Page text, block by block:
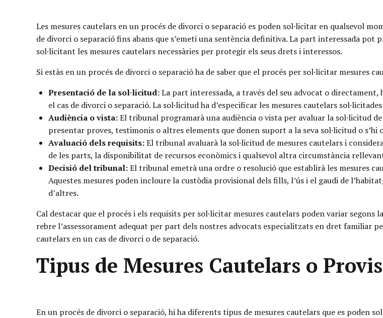
Les mesures cautelars en un procés de divorci o separació es poden sol·licitar en qualsevol
de divorci o separació fins abans que s’emeti una sentència definitiva. La part interessada
sol·licitant les mesures cautelars necessàries per protegir els seus drets i interessos.
Si estàs en un procés de divorci o separació ha de saber que el procés per sol·licitar mesures
Presentació de la sol·licitud:La part interessada, a través del seu advocat o
el cas de divorci o separació. La sol·licitud ha d’especificar les mesures cautelars
Audiència o vista:El tribunal programarà una audiència o vista per avaluar la sol·licitud
presentar proves, testimonis o altres elements que donen suport a la seva sol·licitud o s’hi
Avaluació dels requisits:El tribunal avaluarà la sol·licitud de mesures cautelars i
de les parts, la disponibilitat de recursos econòmics i qualsevol altra circumstància
Decisió del tribunal:El tribunal emetrà una ordre o resolució que establirà les mesures
Aquestes mesures poden incloure la custòdia provisional dels fills, l’ús i el gaudi de
d’altres.
Cal destacar que el procés i els requisits per sol·licitar mesures cautelars poden variar
rebre l’assessorament adequat per part dels nostres advocats especialitzats en dret familiar
cautelars en un cas de divorci o de separació.
Tipus de Mesures Cautelars o
En un procés de divorci o separació, hi ha diferents tipus de mesures cautelars que es poden